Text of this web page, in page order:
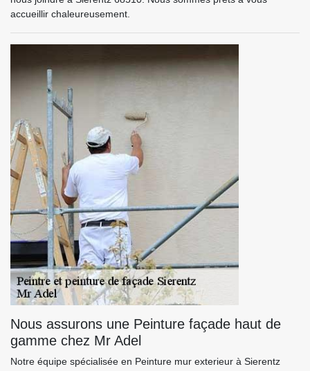
accueillir chaleureusement.
Nous assurons une Peinture façade haut de
gamme chez Mr Adel
Notre équipe spécialisée en Peinture mur exterieur à Sierentz